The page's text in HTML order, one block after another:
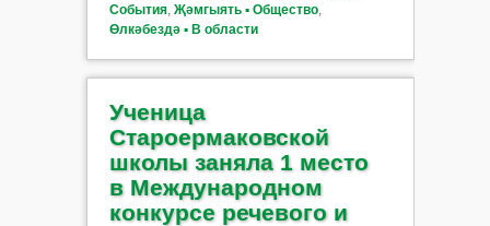
События, Җәмгыять ▪ Общество,
Өлкәбездә ▪ В области
Ученица
Староермаковской
школы заняла 1 место
в Международном
конкурсе речевого и